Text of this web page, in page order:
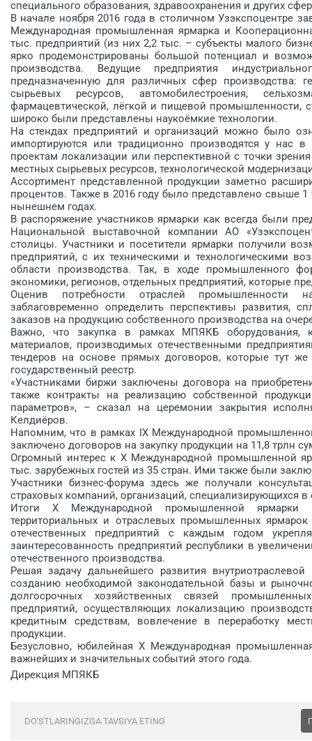
специального образования, здравоохранения и других
В начале ноября 2016 года в столичном Узэкспо­центре
Международная промышленная ярмарка и
тыс. предприятий (из них 2,2 тыс. – субъекты малого
ярко продемонстрированы большой потенциал и
производства. Ведущие предприятия
предназначенную для различных сфер производства:
сырьевых ресурсов, автомобилестроения,
фармацевтической, лёгкой и пищевой промышленности,
широко были представлены наукоёмкие технологии.
На стендах предприятий и организаций можно было
импортируются или традиционно производятся у нас
проектам локализации или перспективной с точки
местных сырьевых ресурсов, технологической
Ассортимент представленной продукции заметно
процентов. Также в 2016 году было представлено
нынешнем годах.
В распоряжение участников ярмарки как всегда были
Национальной выставочной компании АО
столицы. Участники и посетители ярмарки получили
предприятий, с их техническими и технологическими
области производства. Так, в ходе промышленного
экономики, регионов, отдельных предприятий, которые
Оценив потребности отраслей промышленности
заблаговременно определить перспективы развития,
заказов на продукцию собственного производства на
Важно, что закупка в рамках МПЯКБ оборудования,
материалов, производимых отечественными
тендеров на основе прямых договоров, которые тут
государственный реестр.
«Участниками биржи заключены договора на
также контракты на реализацию собственной
параметров», – сказал на церемонии закрытия
Келдиёров.
Напомним, что в рамках IX Международной
заключено договоров на закупку продукции на 11,8 трлн
Огромный интерес к X Международной промышленной
тыс. зарубежных гостей из 35 стран. Ими также были
Участники бизнес-форума здесь же получали
страховых компаний, организаций, специализирующихся в
Итоги X Международной промышленной ярмарки
территориальных и отраслевых промышленных
отечественных предприятий с каждым годом
заинтересованность предприятий республики в
отечественного производства.
Решая задачу дальнейшего развития
созданию необходимой законодательной базы и
долгосрочных хозяйственных связей
предприятий, осуществляющих локализацию
кредитным средствам, вовлечение в переработку
продукции.
Безусловно, юбилейная Х Международная
важнейших и значительных событий этого года.
Дирекция МПЯКБ
DO'STLARINGIZGA TAVSIYA ETING